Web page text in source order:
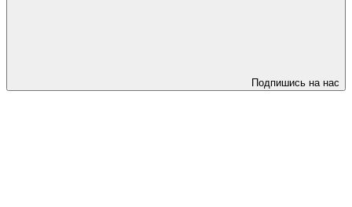
Подпишись на нас